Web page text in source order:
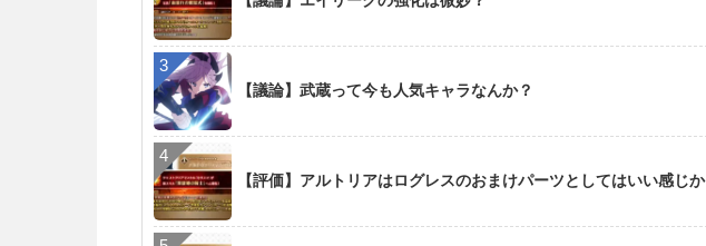
【議論】武蔵って今も人気キャラなんか？
【評価】アルトリアはログレスのおまけパーツとしてはいい感じか